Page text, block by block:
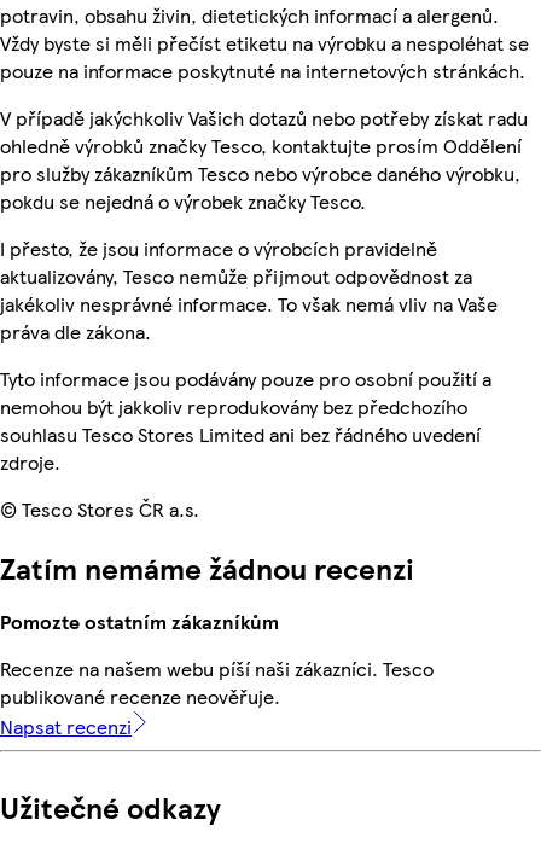
potravin, obsahu živin, dietetických informací a alergenů.
Vždy byste si měli přečíst etiketu na výrobku a nespoléhat se
pouze na informace poskytnuté na internetových stránkách.
V případě jakýchkoliv Vašich dotazů nebo potřeby získat radu
ohledně výrobků značky Tesco, kontaktujte prosím Oddělení
pro služby zákazníkům Tesco nebo výrobce daného výrobku,
pokdu se nejedná o výrobek značky Tesco.
I přesto, že jsou informace o výrobcích pravidelně
aktualizovány, Tesco nemůže přijmout odpovědnost za
jakékoliv nesprávné informace. To však nemá vliv na Vaše
práva dle zákona.
Tyto informace jsou podávány pouze pro osobní použití a
nemohou být jakkoliv reprodukovány bez předchozího
souhlasu Tesco Stores Limited ani bez řádného uvedení
zdroje.
© Tesco Stores ČR a.s.
Zatím nemáme žádnou recenzi
Pomozte ostatním zákazníkům
Recenze na našem webu píší naši zákazníci. Tesco
publikované recenze neověřuje.
Napsat recenzi
Užitečné odkazy